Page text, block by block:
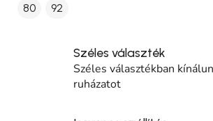
80 92
Széles választék
Széles választékban
ruházatot